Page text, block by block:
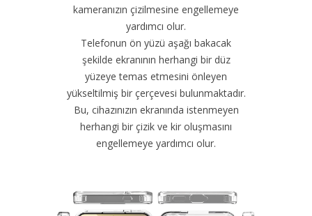
kameranızın çizilmesine engellemeye
yardımcı olur.
Telefonun ön yüzü aşağı bakacak
şekilde ekranının herhangi bir düz
yüzeye temas etmesini önleyen
yükseltilmiş bir çerçevesi bulunmaktadır.
Bu, cihazınızın ekranında istenmeyen
herhangi bir çizik ve kir oluşmasını
engellemeye yardımcı olur.